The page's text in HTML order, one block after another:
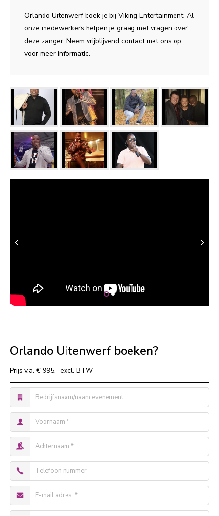
Orlando Uitenwerf boek je bij Viking Entertainment. Al
onze medewerkers helpen je graag met vragen over
deze zanger. Neem vrijblijvend contact met ons op
voor meer informatie.
Orlando Uitenwerf boeken?
Prijs v.a. € 995,- excl. BTW